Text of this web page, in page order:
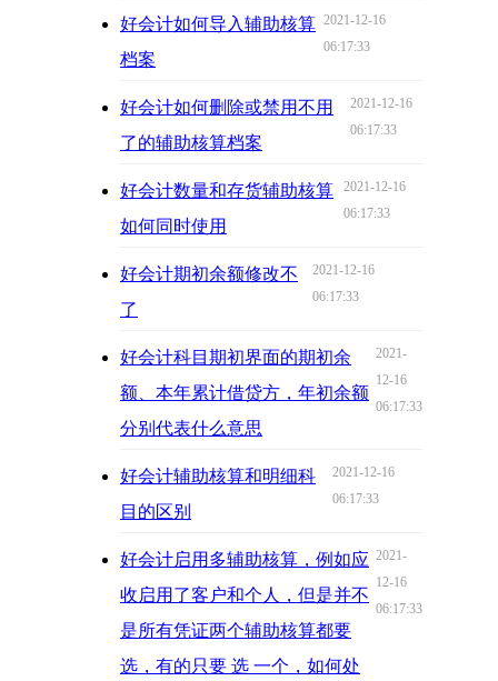
好会计如何导入辅助核算
档案
2021-12-16
06:17:33
好会计如何删除或禁用不用
了的辅助核算档案
2021-12-16
06:17:33
好会计数量和存货辅助核算
如何同时使用
2021-12-16
06:17:33
好会计期初余额修改不
了
2021-12-16
06:17:33
好会计科目期初界面的期初余
额、本年累计借贷方，年初余额
分别代表什么意思
2021-
12-16
06:17:33
好会计辅助核算和明细科
目的区别
2021-12-16
06:17:33
好会计启用多辅助核算，例如应
收启用了客户和个人，但是并不
是所有凭证两个辅助核算都要
选，有的只要 选 一个，如何处
2021-
12-16
06:17:33